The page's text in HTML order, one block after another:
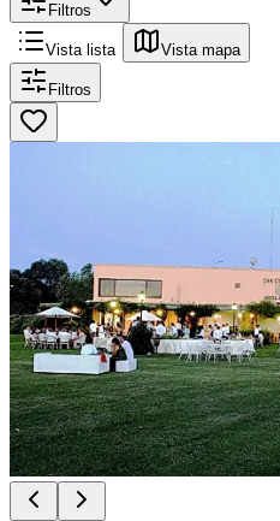
Filtros
Vista lista Vista mapa
Filtros